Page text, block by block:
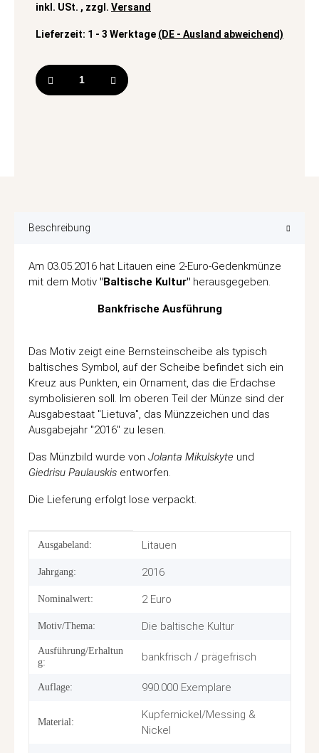
inkl. USt. , zzgl. Versand
Lieferzeit: 1 - 3 Werktage (DE - Ausland abweichend)
Beschreibung
Am 03.05.2016 hat Litauen eine 2-Euro-Gedenkmünze
mit dem Motiv "Baltische Kultur" herausgegeben.
Bankfrische Ausführung
Das Motiv zeigt eine Bernsteinscheibe als typisch
baltisches Symbol, auf der Scheibe befindet sich ein
Kreuz aus Punkten, ein Ornament, das die Erdachse
symbolisieren soll. Im oberen Teil der Münze sind der
Ausgabestaat "Lietuva", das Münzzeichen und das
Ausgabejahr "2016" zu lesen.
Das Münzbild wurde von Jolanta Mikulskyte und
Giedrisu Paulauskis entworfen.
Die Lieferung erfolgt lose verpackt.
Produkteigenschaft
Wert
Ausgabeland: Litauen
Jahrgang: 2016
Nominalwert: 2 Euro
Motiv/Thema: Die baltische Kultur
Ausführung/Erhaltun
g:
bankfrisch / prägefrisch
Auflage: 990.000 Exemplare
Material:
Kupfernickel/Messing &
Nickel